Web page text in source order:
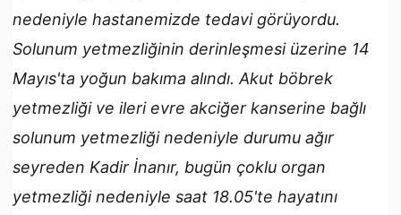
nedeniyle hastanemizde tedavi görüyordu.
Solunum yetmezliğinin derinleşmesi üzerine 14
Mayıs'ta yoğun bakıma alındı. Akut böbrek
yetmezliği ve ileri evre akciğer kanserine bağlı
solunum yetmezliği nedeniyle durumu ağır
seyreden Kadir İnanır, bugün çoklu organ
yetmezliği nedeniyle saat 18.05'te hayatını